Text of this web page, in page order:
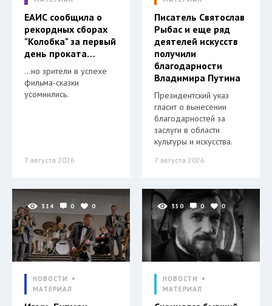
ЕАИС сообщила о
рекордных сборах
"Колобка" за первый
день проката…
…но зрители в успехе
фильма-сказки
усомнились.
7 августа 2026
Писатель Святослав
Рыбас и еще ряд
деятелей искусств
получили
благодарности
Владимира Путина
Президентский указ
гласит о вынесении
благодарностей за
заслуги в области
культуры и искусства.
7 августа 2026
314 0 0
НОВОСТИ
МАТЕРИАЛ
350 0 0
НОВОСТИ
МАТЕРИАЛ